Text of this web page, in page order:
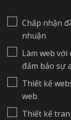
Chấp nhận
nhuận
Làm web
đảm bảo sự
Thiết kế
web.
Thiết kế